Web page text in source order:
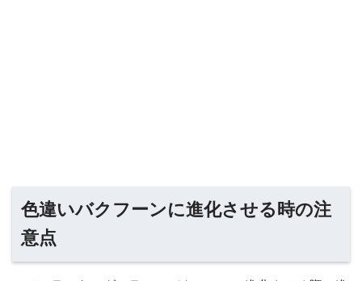
色違いバクフーンに進化させる時の注
意点